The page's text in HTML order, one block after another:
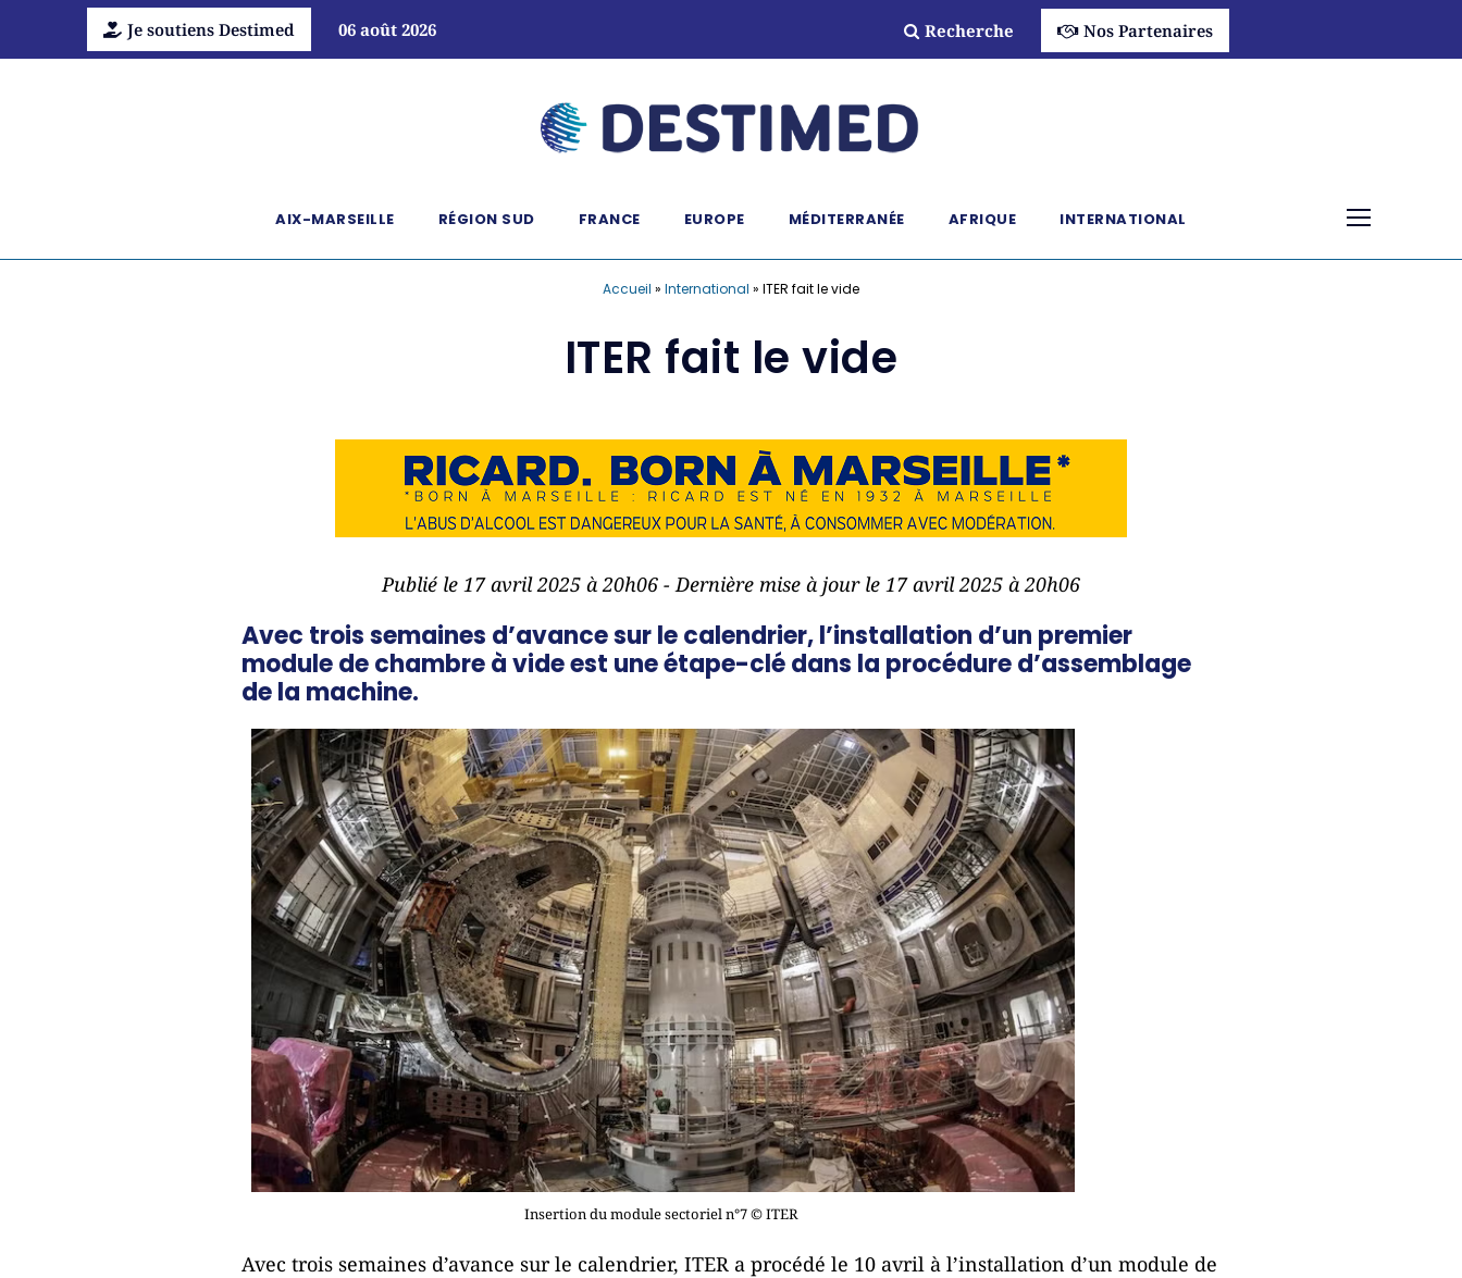
Je soutiens Destimed 06 août 2026 Recherche Nos Partenaires
AIX-MARSEILLE RÉGION SUD FRANCE EUROPE MÉDITERRANÉE AFRIQUE INTERNATIONAL
Accueil » International » ITER fait le vide
ITER fait le vide
Publié le 17 avril 2025 à 20h06 - Dernière mise à jour le 17 avril 2025 à 20h06
Avec trois semaines d’avance sur le calendrier, l’installation d’un premier
module de chambre à vide est une étape-clé dans la procédure d’assemblage
de la machine.
Insertion du module sectoriel n°7 © ITER
Avec trois semaines d’avance sur le calendrier, ITER a procédé le 10 avril à l’installation d’un module de